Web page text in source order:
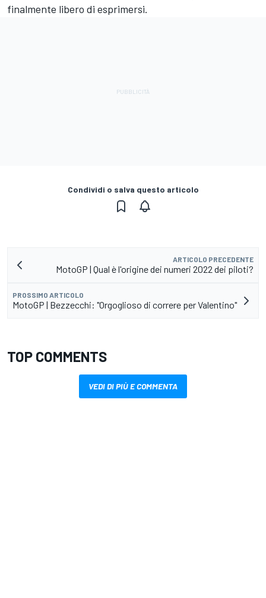
finalmente libero di esprimersi.
Condividi o salva questo articolo
ARTICOLO PRECEDENTE
MotoGP | Qual è l'origine dei numeri 2022 dei piloti?
PROSSIMO ARTICOLO
MotoGP | Bezzecchi: "Orgoglioso di correre per Valentino"
TOP COMMENTS
VEDI DI PIÙ E COMMENTA